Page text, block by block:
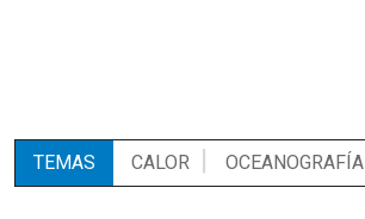
TEMAS CALOR OCEANOGRAFÍA